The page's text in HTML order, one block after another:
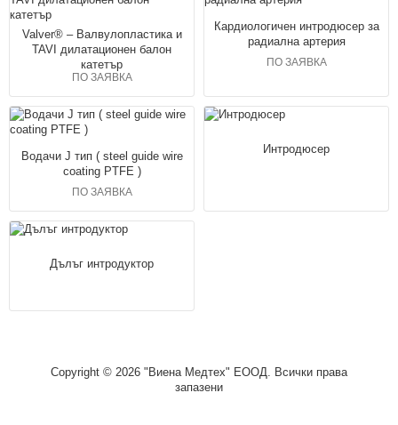
Valver® – Валвулопластика и
TAVI дилатационен балон
катетър
ПО ЗАЯВКА
Кардиологичен интродюсер за
радиална артерия
ПО ЗАЯВКА
Водачи J тип ( steel guide wire
coating PTFE )
ПО ЗАЯВКА
Интродюсер
Дълъг интродуктор
Copyright © 2026 "Виена Медтех" ЕООД. Всички права
запазени